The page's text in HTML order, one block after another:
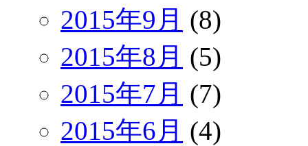
2015年9月 (8)
2015年8月 (5)
2015年7月 (7)
2015年6月 (4)